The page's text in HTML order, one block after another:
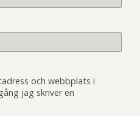
och webbplats i
jag skriver en